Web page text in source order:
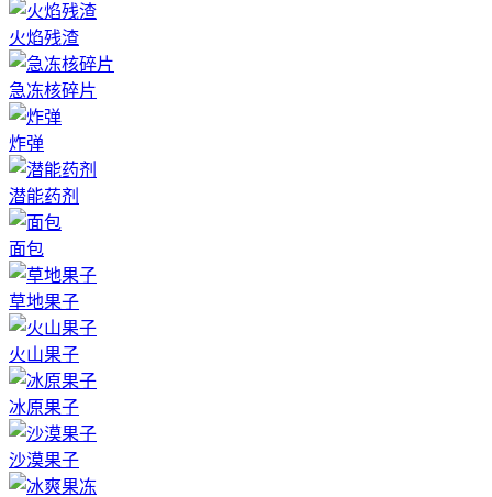
火焰残渣
急冻核碎片
炸弹
潜能药剂
面包
草地果子
火山果子
冰原果子
沙漠果子